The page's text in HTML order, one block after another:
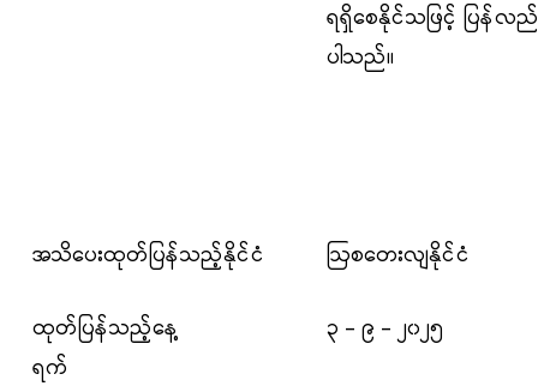
ရရှိစေနိုင်သဖြင့် ပြန်လည်
ပါသည်။
အသိပေးထုတ်ပြန်သည့်နိုင်ငံ ဩစတေးလျနိုင်ငံ
ထုတ်ပြန်သည့်နေ့
ရက်
၃ - ၉ - ၂၀၂၅